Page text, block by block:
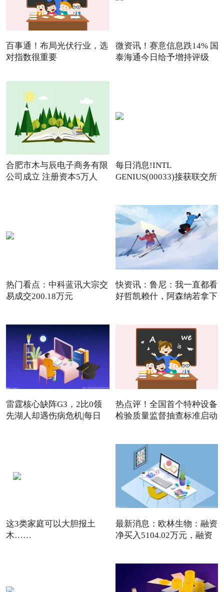
百事通！布局光伏行业，选
对指数很重要
微资讯！赛意信息跌14% 国
泰海通今日给予增持评级
合肥市木与辰电子商务有限
公司成立 注册资本5万人
每日消息!INTL
GENIUS(00033)接获联交所
热门看点：中科蓝讯大宗交
易成交200.18万元
快资讯：鲁尼：我一直都看
好哲凯赖什，阿森纳若拿下
雷霆核心缺阵G3，2比0领
先湖人却遇伤病危机|每日
热点评！全国首个特种设备
检验质量监督抽查标准启动
这3类家庭可以大胆报土
木……
最新消息：欧林生物：融资
净买入5104.02万元，融资